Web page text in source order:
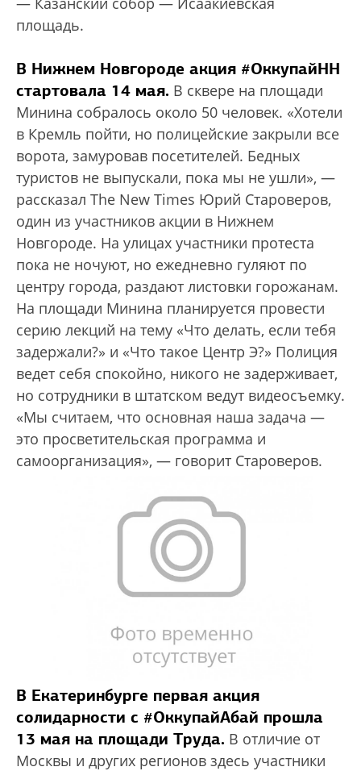
площадь.
В Нижнем Новгороде акция #ОккупайНН
стартовала 14 мая. В сквере на площади
Минина собралось около 50 человек. «Хотели
в Кремль пойти, но полицейские закрыли все
ворота, замуровав посетителей. Бедных
туристов не выпускали, пока мы не ушли», —
рассказал The New Times Юрий Староверов,
один из участников акции в Нижнем
Новгороде. На улицах участники протеста
пока не ночуют, но ежедневно гуляют по
центру города, раздают листовки горожанам.
На площади Минина планируется провести
серию лекций на тему «Что делать, если тебя
задержали?» и «Что такое Центр Э?» Полиция
ведет себя спокойно, никого не задерживает,
но сотрудники в штатском ведут видеосъемку.
«Мы считаем, что основная наша задача —
это просветительская программа и
самоорганизация», — говорит Староверов.
В Екатеринбурге первая акция
солидарности с #ОккупайАбай прошла
13 мая на площади Труда. В отличие от
Москвы и других регионов здесь участники